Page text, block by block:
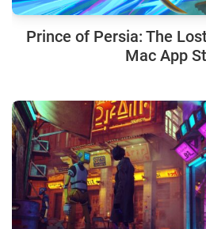
Prince of Persia: The
Mac App